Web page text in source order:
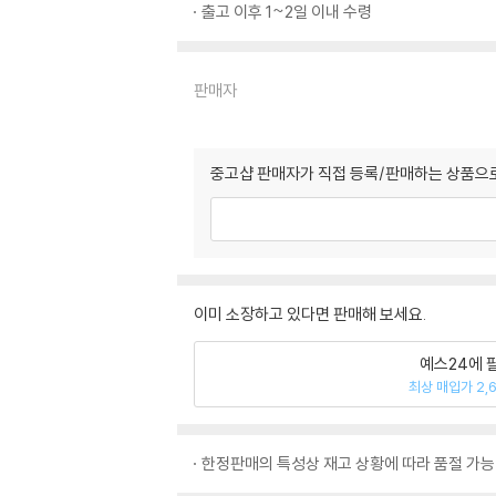
출고 이후 1~2일 이내 수령
판매자
중고샵 판매자가 직접 등록/판매하는 상품
이미 소장하고 있다면 판매해 보세요.
예스24에
최상 매입가
한정판매의 특성상 재고 상황에 따라 품절 가능